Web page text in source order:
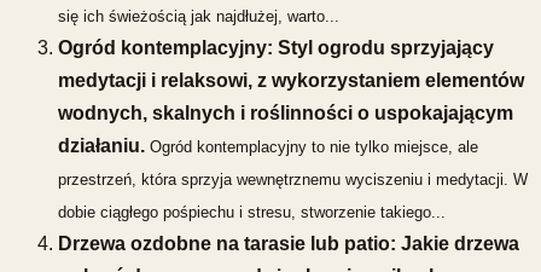
się ich świeżością jak najdłużej, warto...
Ogród kontemplacyjny: Styl ogrodu sprzyjający
medytacji i relaksowi, z wykorzystaniem elementów
wodnych, skalnych i roślinności o uspokajającym
działaniu. Ogród kontemplacyjny to nie tylko miejsce, ale
przestrzeń, która sprzyja wewnętrznemu wyciszeniu i medytacji. W
dobie ciągłego pośpiechu i stresu, stworzenie takiego...
Drzewa ozdobne na tarasie lub patio: Jakie drzewa